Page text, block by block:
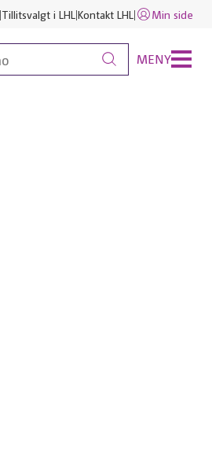
Tillitsvalgt i LHL Kontakt LHL Min side
MENY